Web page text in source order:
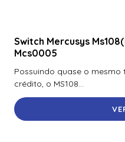
Switch Mercusys
Mcs0005
Possuindo quase o
crédito, o MS108...